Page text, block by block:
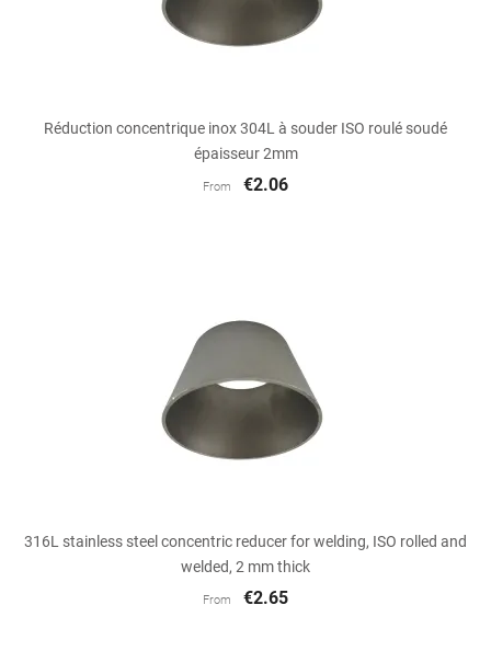
Réduction concentrique inox 304L à souder ISO roulé soudé
épaisseur 2mm
From €2.06
316L stainless steel concentric reducer for welding, ISO rolled and
welded, 2 mm thick
From €2.65